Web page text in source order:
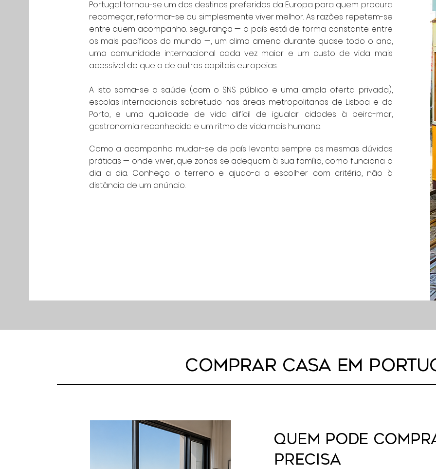
Portugal tornou-se um dos destinos preferidos da Europa para quem procura
recomeçar, reformar-se ou simplesmente viver melhor. As razões repetem-se
entre quem acompanho: segurança — o país está de forma constante entre
os mais pacíficos do mundo —, um clima ameno durante quase todo o ano,
uma comunidade internacional cada vez maior e um custo de vida mais
acessível do que o de outras capitais europeias.
A isto soma-se a saúde (com o SNS público e uma ampla oferta privada),
escolas internacionais sobretudo nas áreas metropolitanas de Lisboa e do
Porto, e uma qualidade de vida difícil de igualar: cidades à beira-mar,
gastronomia reconhecida e um ritmo de vida mais humano.
Como a acompanho: mudar-se de país levanta sempre as mesmas dúvidas
práticas — onde viver, que zonas se adequam à sua família, como funciona o
dia a dia. Conheço o terreno e ajudo-a a escolher com critério, não à
distância de um anúncio.
COMPRAR CASA EM
Quem pode
precisa